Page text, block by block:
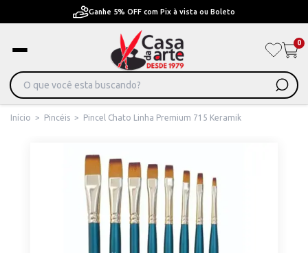
Ganhe 5% OFF com Pix à vista ou Boleto
0
Início > Pincéis > Pincel Chato Linha Premium 715 Keramik